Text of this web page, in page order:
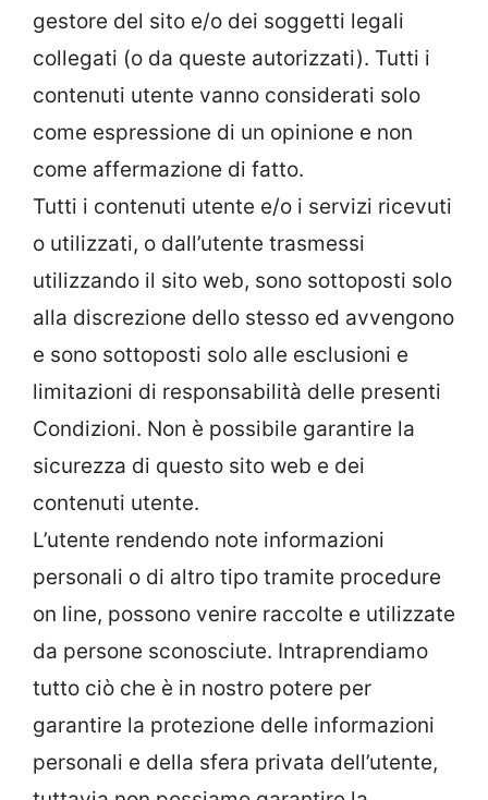
gestore del sito e/o dei soggetti legali
collegati (o da queste autorizzati). Tutti i
contenuti utente vanno considerati solo
come espressione di un opinione e non
come affermazione di fatto.
Tutti i contenuti utente e/o i servizi ricevuti
o utilizzati, o dall’utente trasmessi
utilizzando il sito web, sono sottoposti solo
alla discrezione dello stesso ed avvengono
e sono sottoposti solo alle esclusioni e
limitazioni di responsabilità delle presenti
Condizioni. Non è possibile garantire la
sicurezza di questo sito web e dei
contenuti utente.
L’utente rendendo note informazioni
personali o di altro tipo tramite procedure
on line, possono venire raccolte e utilizzate
da persone sconosciute. Intraprendiamo
tutto ciò che è in nostro potere per
garantire la protezione delle informazioni
personali e della sfera privata dell’utente,